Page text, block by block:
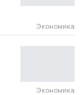
Экономика
Экономика